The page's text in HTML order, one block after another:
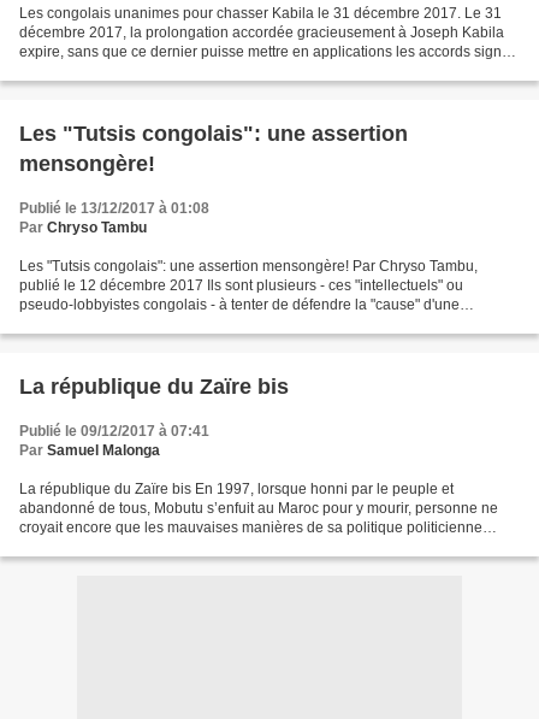
Les congolais unanimes pour chasser Kabila le 31 décembre 2017. Le 31
décembre 2017, la prolongation accordée gracieusement à Joseph Kabila
expire, sans que ce dernier puisse mettre en applications les accords signés
Les "Tutsis congolais": une assertion
mensongère!
Publié le 13/12/2017 à 01:08
Par Chryso Tambu
Les "Tutsis congolais": une assertion mensongère! Par Chryso Tambu,
publié le 12 décembre 2017 Ils sont plusieurs - ces "intellectuels" ou
pseudo-lobbyistes congolais - à tenter de défendre la "cause" d'une
La république du Zaïre bis
Publié le 09/12/2017 à 07:41
Par Samuel Malonga
La république du Zaïre bis En 1997, lorsque honni par le peuple et
abandonné de tous, Mobutu s’enfuit au Maroc pour y mourir, personne ne
croyait encore que les mauvaises manières de sa politique politicienne